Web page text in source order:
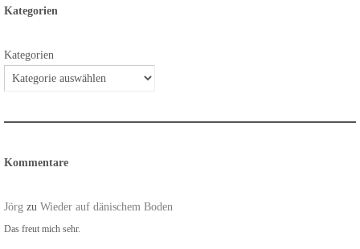
Kategorien
Kategorien
Kommentare
Jörg zu Wieder auf dänischem Boden
Das freut mich sehr.